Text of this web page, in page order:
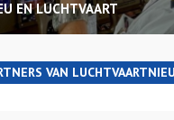
EN LUCHTVAART
VAN